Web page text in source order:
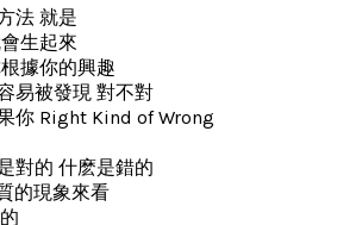
法 就是
生起來
據你的興趣
易被發現 對不對
你 Right Kind of Wrong
對的 什麽是錯的
的現象來看